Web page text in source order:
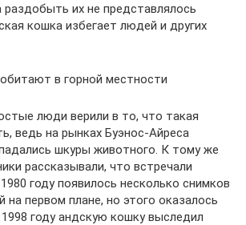
раздобыть их не представлялось
кошка избегает людей и других
в горной местности
люди верили в то, что такая
ведь на рынках Буэнос-Айреса
шкуры животного. К тому же
рассказывали, что встречали
году появилось несколько снимков
на первом плане, но этого оказалось
году андскую кошку выследил